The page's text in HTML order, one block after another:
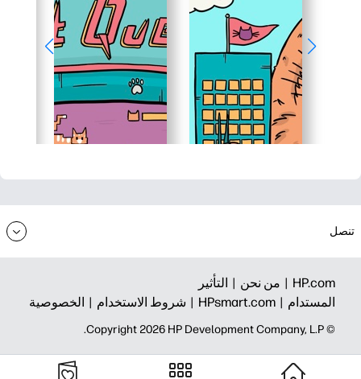
تنصل
HP.com | من نحن | التأثير
المستدام | HPsmart.com | شروط الاستخدام | الخصوصية
© Copyright 2026 HP Development Company, L.P.